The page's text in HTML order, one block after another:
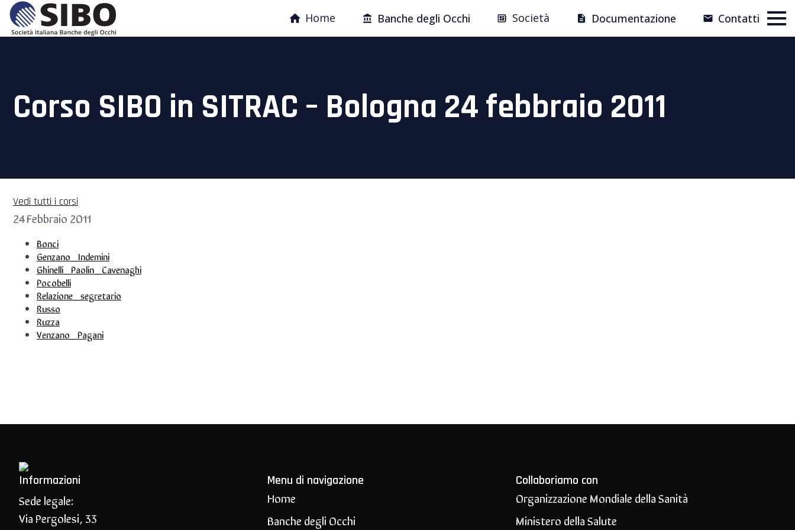
Home Banche degli Occhi Società Documentazione Contatti
Corso SIBO in SITRAC – Bologna 24 febbraio 2011
Vedi tutti i corsi
24 Febbraio 2011
Bonci
Genzano_Indemini
Ghinelli_Paolin_Cavenaghi
Pocobelli
Relazione_segretario
Russo
Ruzza
Venzano_Pagani
Informazioni
Sede legale:
Via Pergolesi, 33
Menu di navigazione
Home
Banche degli Occhi
Collaboriamo con
Organizzazione Mondiale della Sanità
Ministero della Salute